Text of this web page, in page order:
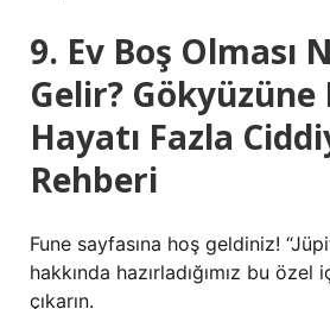
9. Ev Boş Olması
Gelir? Gökyüzüne
Hayatı Fazla
Rehberi
Fune sayfasına hoş geldiniz!
hakkında hazırladığımız bu özel
çıkarın.